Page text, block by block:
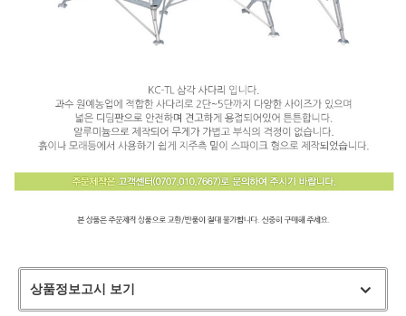
상품정보고시 보기